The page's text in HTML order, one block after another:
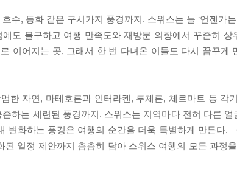
수, 동화 같은 구시가지 풍경까지. 스위스는 늘 ‘언젠가
도 불구하고 여행 만족도와 재방문 의향에서 꾸준히
이어지는 곳, 그래서 한 번 다녀온 이들도 다시 꿈꾸게
한 자연, 마테호른과 인터라켄, 루체른, 체르마트 등 각
하는 세련된 풍경까지. 스위스는 지역마다 전혀 다른
변화하는 풍경은 여행의 순간을 더욱 특별하게 만든다.
된 일정 제안까지 촘촘히 담아 스위스 여행의 모든 과정